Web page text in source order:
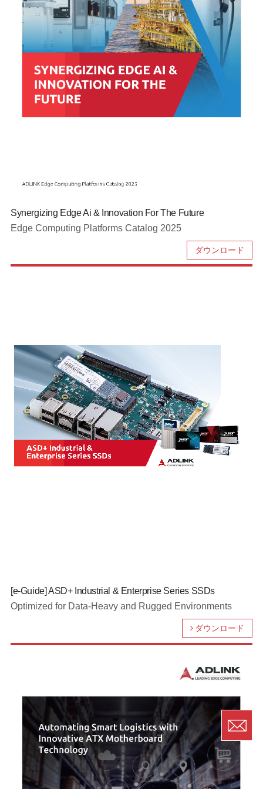
Synergizing Edge Ai & Innovation For The Future
Edge Computing Platforms Catalog 2025
ダウンロード
[e-Guide] ASD+ Industrial & Enterprise Series SSDs
Optimized for Data-Heavy and Rugged Environments
ダウンロード